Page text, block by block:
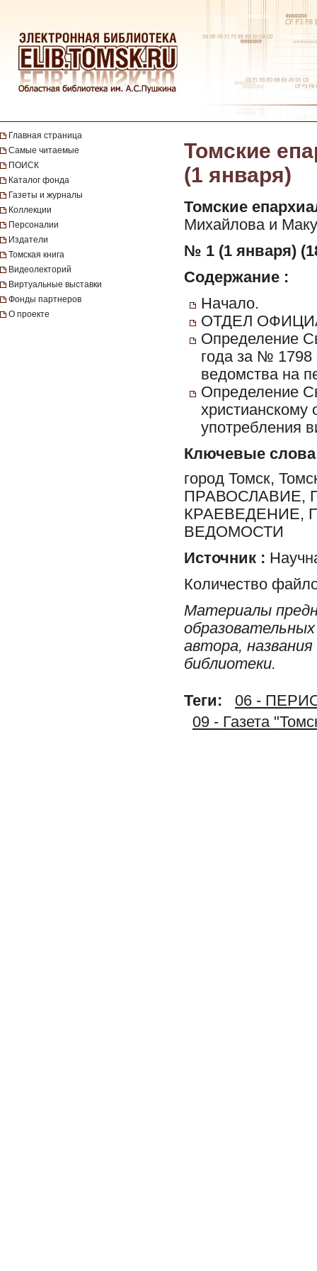
Главная страница
Самые читаемые
ПОИСК
Каталог фонда
Газеты и журналы
Коллекции
Персоналии
Издатели
Томская книга
Видеолекторий
Виртуальные выставки
Фонды партнеров
О проекте
Томские
(1 января)
Томские
Михайлова и
№ 1 (1 января)
Содержание :
Начало.
ОТДЕЛ
Определение
года за № 1798
ведомства на
Определение
христианскому
употребления
Ключевые слова
город Томск,
ПРАВОСЛАВИЕ,
КРАЕВЕДЕНИЕ,
ВЕДОМОСТИ
Источник :
Количество
Материалы
автора,
библиотеки.
Теги:
06 -
09 - Газета